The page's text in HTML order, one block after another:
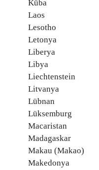
Küba
Laos
Lesotho
Letonya
Liberya
Libya
Liechtenstein
Litvanya
Lübnan
Lüksemburg
Macaristan
Madagaskar
Makau (Makao)
Makedonya